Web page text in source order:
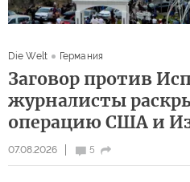
07.08.2026 5
Die Welt Германия
Заговор против
журналисты
операцию США и